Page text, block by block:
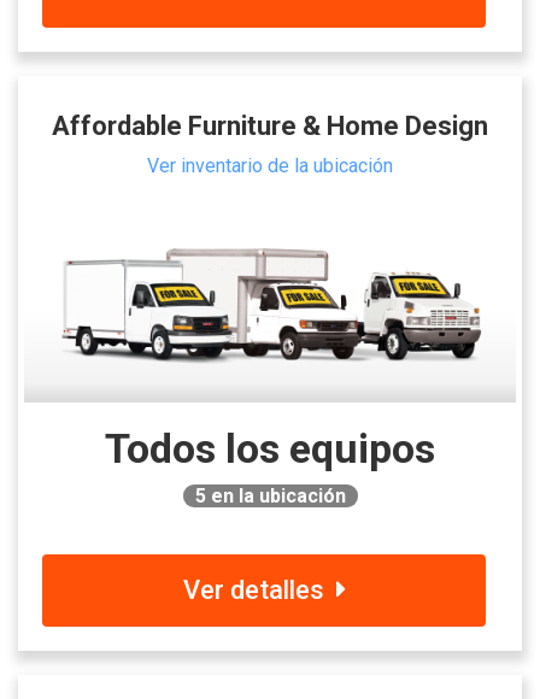
Affordable Furniture & Home Design
Ver inventario de la ubicación
Todos los equipos
5 en la ubicación
Ver detalles